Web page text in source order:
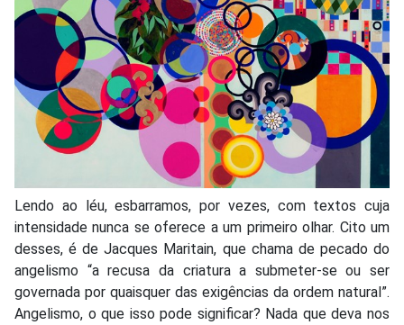
Lendo ao léu, esbarramos, por vezes, com textos cuja
intensidade nunca se oferece a um primeiro olhar. Cito um
desses, é de Jacques Maritain, que chama de pecado do
angelismo “a recusa da criatura a submeter-se ou ser
governada por quaisquer das exigências da ordem natural”.
Angelismo, o que isso pode significar? Nada que deva nos